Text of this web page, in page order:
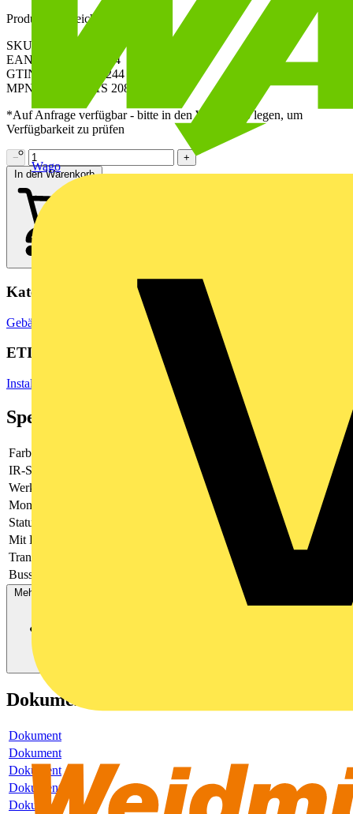
Wago
Produktkennzeichen
SKU: LC459D1S208
EAN: 4011377296244
GTIN: 4011377296244
MPN: LC 459 D 1S 208
*Auf Anfrage verfügbar - bitte in den Warenkorb legen, um
Verfügbarkeit zu prüfen
−
+
In den Warenkorb
Kategorien
Gebäudeleittechnik & Automation Sensoren
ETIM Group
Installationsbussysteme
Spezifikationen
Farbe
IR-Sensor
Werkstoff
Montageart
Status-LED
Mit Display
Transparent
Bussystem KNX
Mehr anzeigen
Dokumente
Dokument
Dokument
Dokument
Dokument
Dokument